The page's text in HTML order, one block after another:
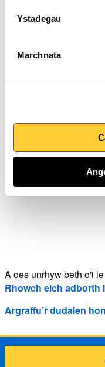
Ystadegau
Marchnata
Pecyn
Awgrymiadau i wella
Arfordir Cymru
A oes unrhyw beth o'i
Rhowch eich adborth
Argraffu’r dudalen hon